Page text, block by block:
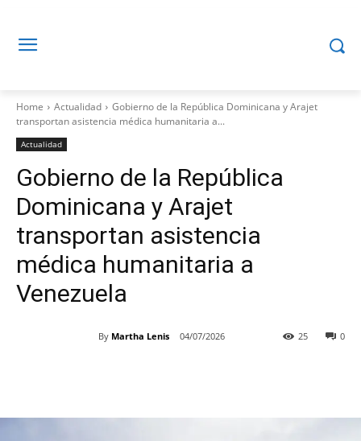
Home Actualidad
Gobierno de la República Dominicana y Arajet
transportan asistencia médica humanitaria a...
Actualidad
Gobierno de la República
Dominicana y Arajet
transportan asistencia
médica humanitaria a
Venezuela
By Martha Lenis 04/07/2026 0
25